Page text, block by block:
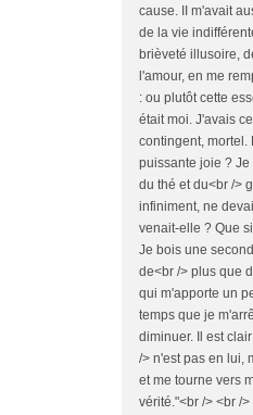
cause. II m'avait
de la vie
brièveté illusoire,
l'amour, en me
: ou plutôt cette
était moi. J'avais
contingent, mortel.
puissante joie ?
du thé et du<br />
infiniment, ne
venait-elle ? Que
Je bois une
de<br /> plus que
qui m'apporte un
temps que je
diminuer. Il est
/> n'est pas en lui,
et me tourne vers
vérité."<br /> <br /